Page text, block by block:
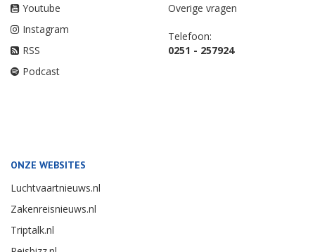
Youtube
Instagram
RSS
Podcast
Overige vragen
Telefoon:
0251 - 257924
ONZE WEBSITES
Luchtvaartnieuws.nl
Zakenreisnieuws.nl
Triptalk.nl